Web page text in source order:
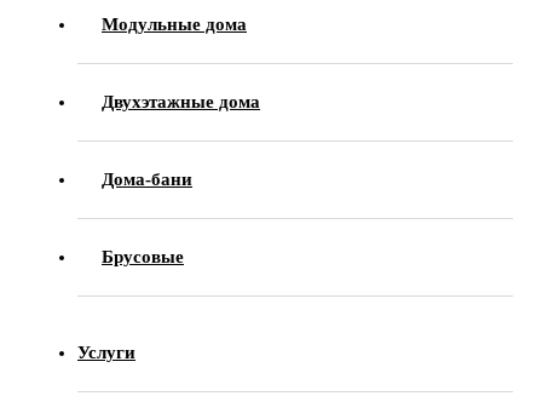
Модульные дома
Двухэтажные дома
Дома-бани
Брусовые
Услуги